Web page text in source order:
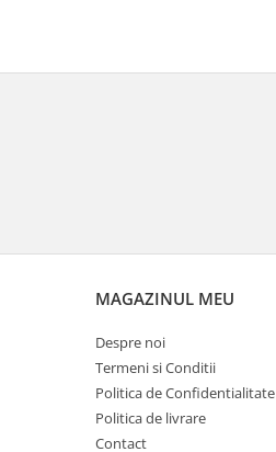
MAGAZINUL MEU
Despre noi
Termeni si Conditii
Politica de Confidentialitate
Politica de livrare
Contact